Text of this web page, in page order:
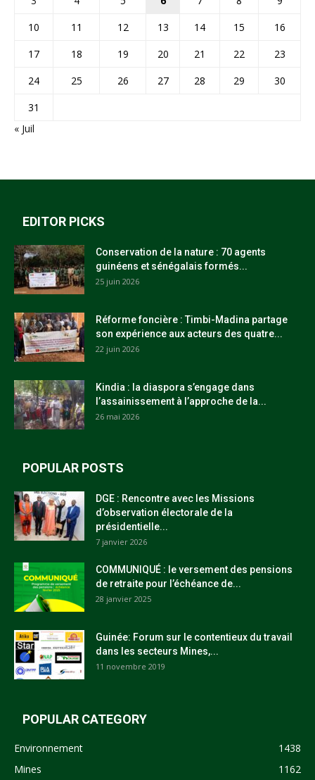
10
11 12 13 14 15
16
17
18 19 20 21 22
23
24
25 26 27 28 29
30
31
« Juil
EDITOR PICKS
Conservation de la nature : 70 agents
guinéens et sénégalais formés...
25 juin 2026
Réforme foncière : Timbi-Madina partage
son expérience aux acteurs des quatre...
22 juin 2026
Kindia : la diaspora s’engage dans
l’assainissement à l’approche de la...
26 mai 2026
POPULAR POSTS
DGE : Rencontre avec les Missions
d’observation électorale de la
présidentielle...
7 janvier 2026
COMMUNIQUÉ : le versement des pensions
de retraite pour l’échéance de...
28 janvier 2025
Guinée: Forum sur le contentieux du travail
dans les secteurs Mines,...
11 novembre 2019
POPULAR CATEGORY
Environnement
1438
Mines
1162